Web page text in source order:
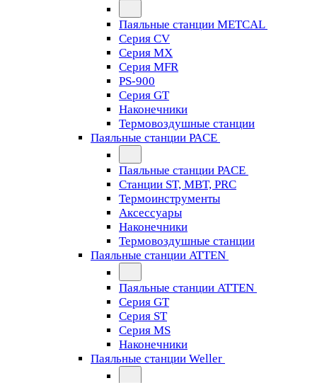
Паяльные станции METCAL
Серия CV
Серия MX
Серия MFR
PS-900
Серия GT
Наконечники
Термовоздушные станции
Паяльные станции PACE
Паяльные станции PACE
Станции ST, MBT, PRC
Термоинструменты
Аксессуары
Наконечники
Термовоздушные станции
Паяльные станции ATTEN
Паяльные станции ATTEN
Серия GT
Серия ST
Серия MS
Наконечники
Паяльные станции Weller